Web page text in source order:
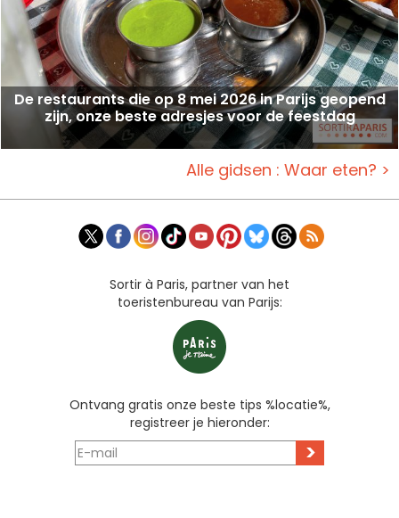
De restaurants die op 8 mei 2026 in Parijs geopend
zijn, onze beste adresjes voor de feestdag
Alle gidsen : Waar eten? >
Sortir à Paris, partner van het
toeristenbureau van Parijs:
Ontvang gratis onze beste tips %locatie%,
registreer je hieronder:
>